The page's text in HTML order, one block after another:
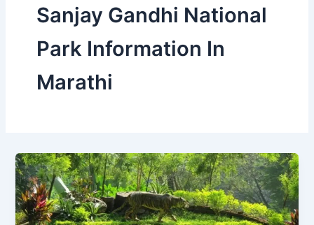
Sanjay Gandhi National
Park Information In
Marathi